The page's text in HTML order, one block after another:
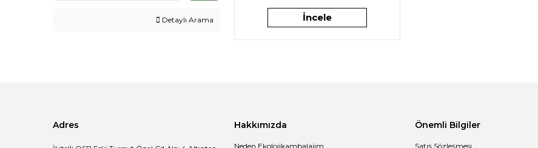
Detaylı Arama İncele
Adres Hakkımızda
Neden Ekolojikambalajim
Önemli Bilgiler
Satış Sözleşmesi